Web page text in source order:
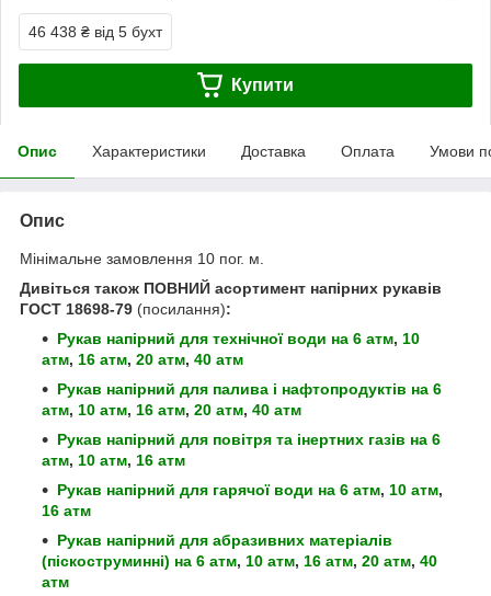
46 438 ₴ від 5 бухт
Купити
Опис Характеристики Доставка Оплата Умови
Опис
Мінімальне замовлення 10 пог. м.
Дивіться також ПОВНИЙ асортимент напірних рукавів
ГОСТ 18698-79 (посилання):
Рукав напірний для технічної води на 6 атм, 10
атм, 16 атм, 20 атм, 40 атм
Рукав напірний для палива і нафтопродуктів на 6
атм, 10 атм, 16 атм, 20 атм, 40 атм
Рукав напірний для повітря та інертних газів на 6
атм, 10 атм, 16 атм
Рукав напірний для гарячої води на 6 атм, 10 атм,
16 атм
Рукав напірний для абразивних матеріалів
(піскоструминні) на 6 атм, 10 атм, 16 атм, 20 атм, 40
атм